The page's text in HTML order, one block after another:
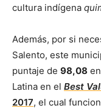
cultura indígena
Además, por si
Salento, este
puntaje de 98,08
Latina en el Best
2017, el cual